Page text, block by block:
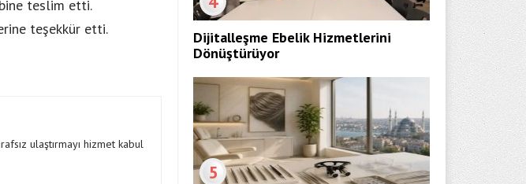
teslim etti.
teşekkür etti.
ulaştırmayı hizmet kabul
Dijitalleşme Ebelik Hizmetlerini
Dönüştürüyor
5